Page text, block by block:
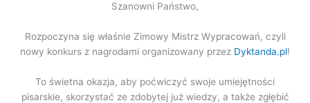
Szanowni Państwo,
Rozpoczyna się właśnie Zimowy Mistrz Wypracowań, czyli
nowy konkurs z nagrodami organizowany przez Dyktanda.pl!
To świetna okazja, aby poćwiczyć swoje umiejętności
pisarskie, skorzystać ze zdobytej już wiedzy, a także zgłębić